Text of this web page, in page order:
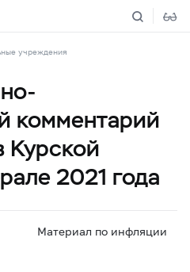
учреждения
комментарий
Курской
2021 года
Материал по инфляции